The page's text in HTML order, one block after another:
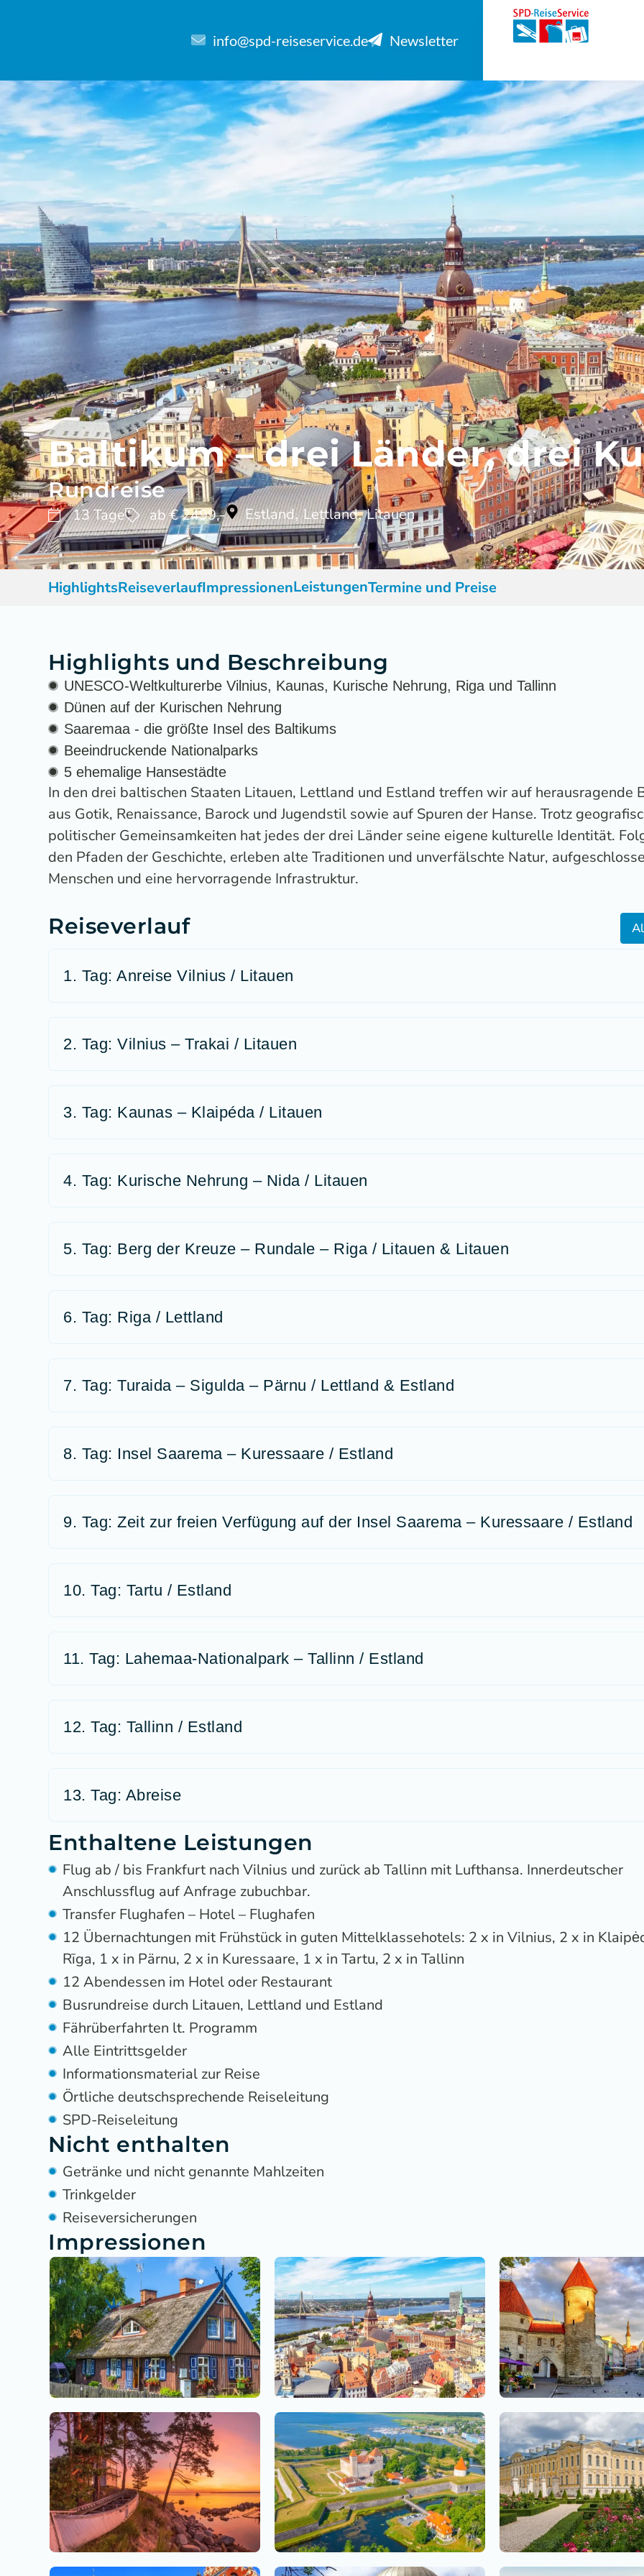
info@spd-reiseservice.de Newsletter
Baltikum – drei Länder, drei
Rundreise
13 Tage ab € 2499,- Estland, Lettland, Litauen
HighlightsReiseverlaufImpressionenLeistungenTermine und Preise
Highlights und Beschreibung
UNESCO-Weltkulturerbe Vilnius, Kaunas, Kurische Nehrung, Riga und Tallinn
Dünen auf der Kurischen Nehrung
Saaremaa - die größte Insel des Baltikums
Beeindruckende Nationalparks
5 ehemalige Hansestädte
In den drei baltischen Staaten Litauen, Lettland und Estland treffen wir auf herausragende
aus Gotik, Renaissance, Barock und Jugendstil sowie auf Spuren der Hanse. Trotz
politischer Gemeinsamkeiten hat jedes der drei Länder seine eigene kulturelle Identität.
den Pfaden der Geschichte, erleben alte Traditionen und unverfälschte Natur,
Menschen und eine hervorragende Infrastruktur.
Reiseverlauf
1. Tag: Anreise Vilnius / Litauen
2. Tag: Vilnius – Trakai / Litauen
3. Tag: Kaunas – Klaipéda / Litauen
4. Tag: Kurische Nehrung – Nida / Litauen
5. Tag: Berg der Kreuze – Rundale – Riga / Litauen & Litauen
6. Tag: Riga / Lettland
7. Tag: Turaida – Sigulda – Pärnu / Lettland & Estland
8. Tag: Insel Saarema – Kuressaare / Estland
9. Tag: Zeit zur freien Verfügung auf der Insel Saarema – Kuressaare / Estland
10. Tag: Tartu / Estland
11. Tag: Lahemaa-Nationalpark – Tallinn / Estland
12. Tag: Tallinn / Estland
13. Tag: Abreise
Enthaltene Leistungen
Flug ab / bis Frankfurt nach Vilnius und zurück ab Tallinn mit Lufthansa. Innerdeutscher
Anschlussflug auf Anfrage zubuchbar.
Transfer Flughafen – Hotel – Flughafen
12 Übernachtungen mit Frühstück in guten Mittelklassehotels: 2 x in Vilnius, 2 x in
Rīga, 1 x in Pärnu, 2 x in Kuressaare, 1 x in Tartu, 2 x in Tallinn
12 Abendessen im Hotel oder Restaurant
Busrundreise durch Litauen, Lettland und Estland
Fährüberfahrten lt. Programm
Alle Eintrittsgelder
Informationsmaterial zur Reise
Örtliche deutschsprechende Reiseleitung
SPD-Reiseleitung
Nicht enthalten
Getränke und nicht genannte Mahlzeiten
Trinkgelder
Reiseversicherungen
Impressionen